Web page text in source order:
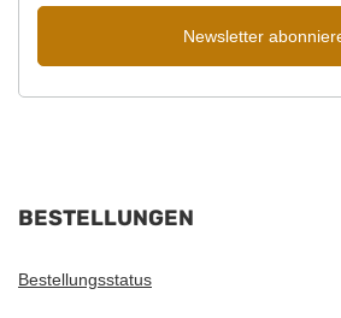
Newsletter
BESTELLUNGEN
Bestellungsstatus